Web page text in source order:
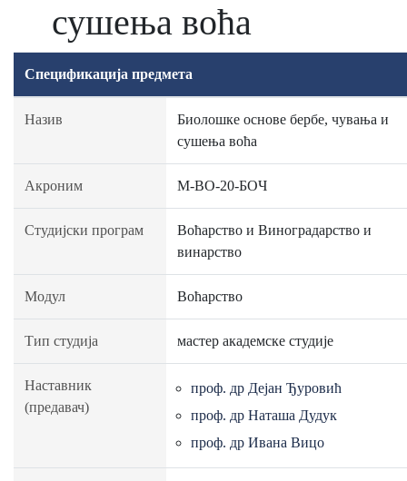
сушења воћа
Спецификација предмета
Назив
Биолошке основе бербе, чувања и
сушења воћа
Акроним М-ВО-20-БОЧ
Студијски програм
Воћарство и Виноградарство и
винарство
Модул Воћарство
Тип студија мастер академске студије
Наставник
(предавач)
проф. др Дејан Ђуровић
проф. др Наташа Дудук
проф. др Ивана Вицо